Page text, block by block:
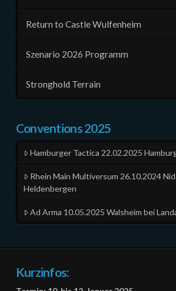
Return to Castle Wulfenheim
Szenario 2026 Programm
Stronghold Terrain
Conventions 2025
Hamburger Tactica 22.02.2025
Rhein Main Multiversum 26.10.2024
Heldenbergen
Ad Arma 10.05.2025 Walsheim bei
Kurzinfos: